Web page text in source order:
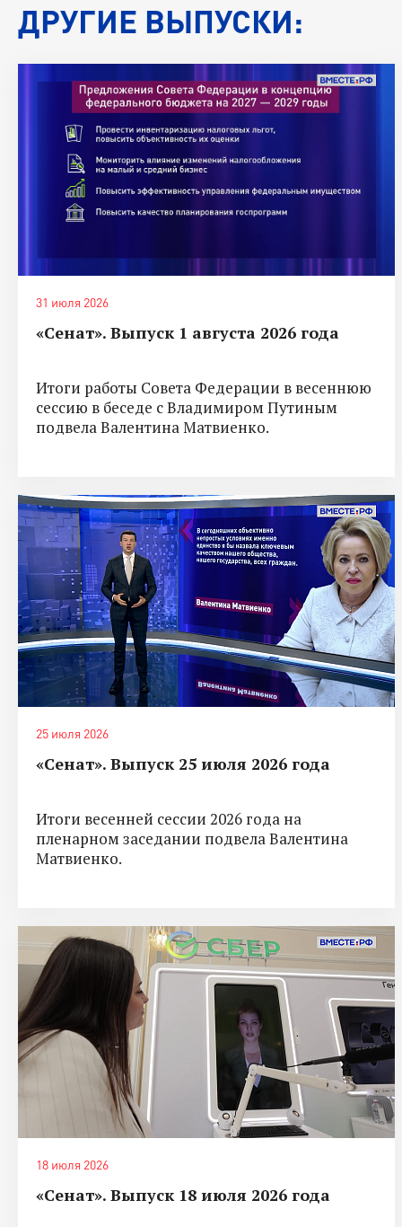
ДРУГИЕ ВЫПУСКИ:
31 июля 2026
«Сенат». Выпуск 1 августа 2026 года
Итоги работы Совета Федерации в весеннюю
сессию в беседе с Владимиром Путиным
подвела Валентина Матвиенко.
25 июля 2026
«Сенат». Выпуск 25 июля 2026 года
Итоги весенней сессии 2026 года на
пленарном заседании подвела Валентина
Матвиенко.
18 июля 2026
«Сенат». Выпуск 18 июля 2026 года